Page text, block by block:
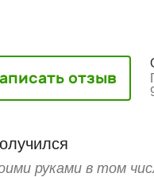
отзыв
руками в том